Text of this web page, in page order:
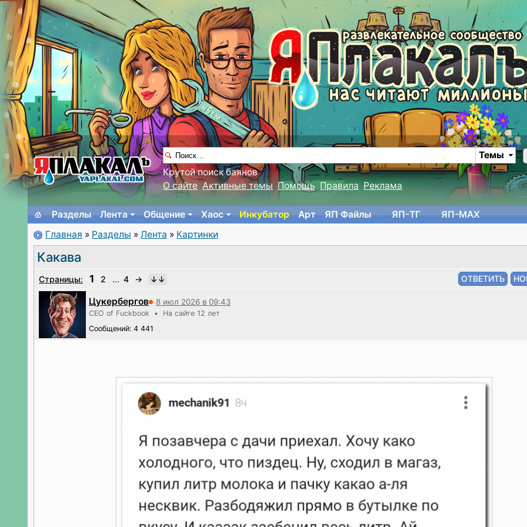
Темы
Крутой поиск баянов
О сайте Активные темы Помощь Правила Реклама
Разделы Лента Общение Хаос Инкубатор Арт ЯП Файлы ЯП-TГ
ЯП-MAX
Главная » Разделы » Лента » Картинки
Какава⁠⁠
Страницы: 1 2 ... 4 →
Цукербергов 8 июл 2026 в 09:43
CEO of Fuckbook • На сайте 12 лет
Сообщений: 4 441